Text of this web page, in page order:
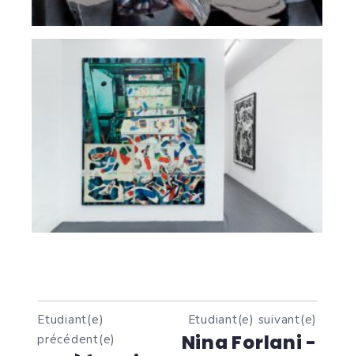
Etudiant(e)
précédent(e)
Etudiant(e) suivant(e)
Nina Forlani -